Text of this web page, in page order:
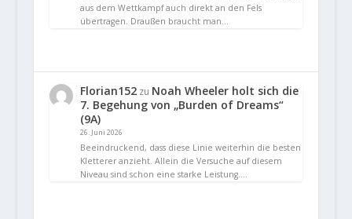
aus dem Wettkampf auch direkt an den Fels
übertragen. Draußen braucht man…
Florian152zu Noah Wheeler holt sich die
7. Begehung von „Burden of Dreams“
(9A)
26. Juni 2026
Beeindruckend, dass diese Linie weiterhin die besten
Kletterer anzieht. Allein die Versuche auf diesem
Niveau sind schon eine starke Leistung.…